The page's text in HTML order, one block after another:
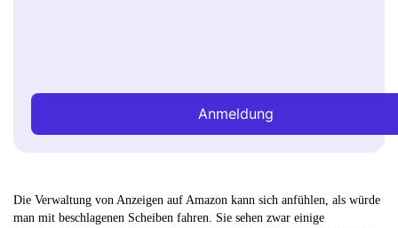
Anmeldung
Die Verwaltung von Anzeigen auf Amazon kann sich anfühlen, als würde
man mit beschlagenen Scheiben fahren. Sie sehen zwar einige